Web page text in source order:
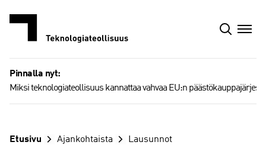
Pinnalla nyt:
Miksi teknologiateollisuus kannattaa vahvaa EU:n
Etusivu Ajankohtaista Lausunnot